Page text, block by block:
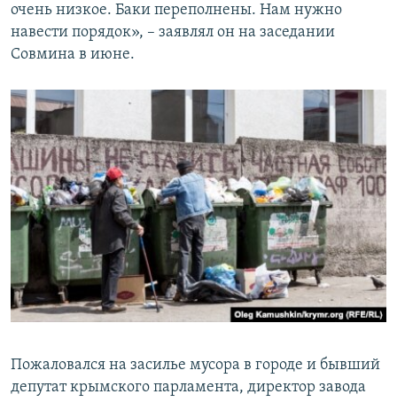
очень низкое. Баки переполнены. Нам нужно
навести порядок», – заявлял он на заседании
Совмина в июне.
Пожаловался на засилье мусора в городе и бывший
депутат крымского парламента, директор завода